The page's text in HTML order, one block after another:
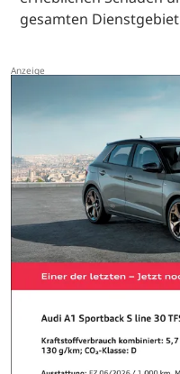
gesamten